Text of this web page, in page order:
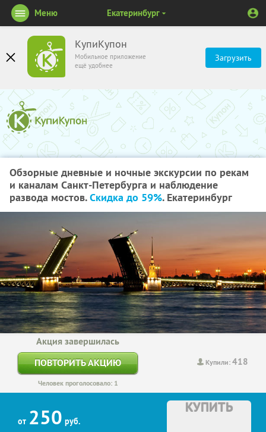
КупиКупон
Мобильное приложение
ещё удобнее
Загрузить
Меню Екатеринбург
Обзорные дневные и ночные экскурсии по рекам
и каналам Санкт-Петербурга и наблюдение
развода мостов.Скидка до 59%. Екатеринбург
Купили:418
Акция завершилась
ПОВТОРИТЬ АКЦИЮ
Человек проголосовало: 1
от 250 руб.
КУПИТЬ